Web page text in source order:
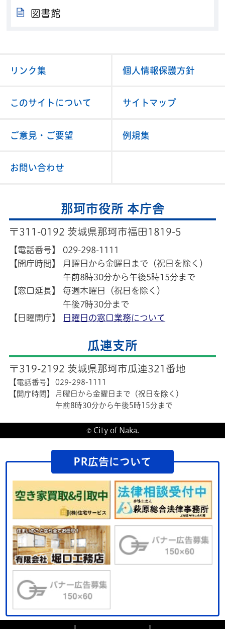
図書館
リンク集 個人情報保護方針
このサイトについて サイトマップ
ご意見・ご要望 例規集
お問い合わせ
那珂市役所 本庁舎
〒311-0192 茨城県那珂市福田1819-5
【電話番号】
029-298-1111
【開庁時間】
月曜日から金曜日まで（祝日を除く）
午前8時30分から午後5時15分まで
【窓口延長】
毎週木曜日（祝日を除く）
午後7時30分まで
【日曜開庁】
日曜日の窓口業務について
瓜連支所
〒319-2192 茨城県那珂市瓜連321番地
【電話番号】
029-298-1111
【開庁時間】
月曜日から金曜日まで（祝日を除く）
午前8時30分から午後5時15分まで
© City of Naka.
PR広告について